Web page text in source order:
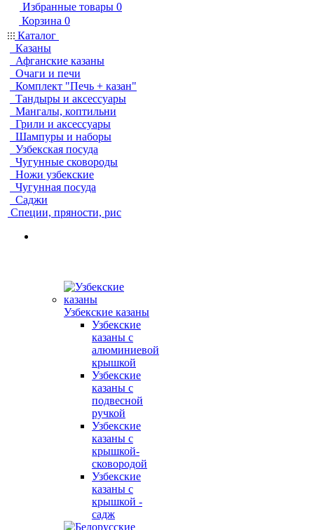
Избранные товары 0
Корзина 0
Каталог
Казаны
Афганские казаны
Очаги и печи
Комплект "Печь + казан"
Тандыры и аксессуары
Мангалы, коптильни
Грили и аксессуары
Шампуры и наборы
Узбекская посуда
Чугунные сковороды
Ножи узбекские
Чугунная посуда
Саджи
Специи, пряности, рис
Узбекские казаны
Узбекские
казаны с
алюминиевой
крышкой
Узбекские
казаны с
подвесной
ручкой
Узбекские
казаны с
крышкой-
сковородой
Узбекские
казаны с
крышкой -
садж